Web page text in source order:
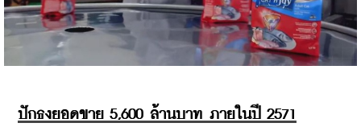
ปักธงยอดขาย 5,600 ล้านบาท ภายในปี 2571